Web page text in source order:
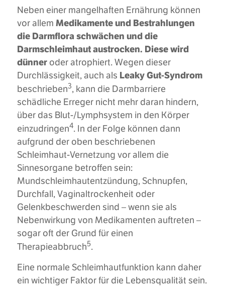
Neben einer mangelhaften Ernährung können
vor allem Medikamente und Bestrahlungen
die Darmflora schwächen und die
Darmschleimhaut austrocken. Diese wird
dünneroder atrophiert. Wegen dieser
Durchlässigkeit, auch als Leaky Gut-Syndrom
beschrieben3, kann die Darmbarriere
schädliche Erreger nicht mehr daran hindern,
über das Blut-/Lymphsystem in den Körper
einzudringen4. In der Folge können dann
aufgrund der oben beschriebenen
Schleimhaut-Vernetzung vor allem die
Sinnesorgane betroffen sein:
Mundschleimhautentzündung, Schnupfen,
Durchfall, Vaginaltrockenheit oder
Gelenkbeschwerden sind – wenn sie als
Nebenwirkung von Medikamenten auftreten –
sogar oft der Grund für einen
Therapieabbruch5.
Eine normale Schleimhautfunktion kann daher
ein wichtiger Faktor für die Lebensqualität sein.